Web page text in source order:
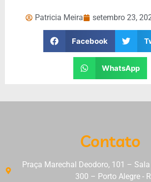
Patricia Meira setembro 23,
Facebook
WhatsApp
Contato
Praça Marechal Deodoro, 101 –
300 – Porto Alegre -